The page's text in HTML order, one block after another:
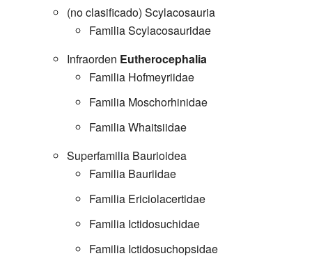
(no clasificado) Scylacosauria
Familia Scylacosauridae
Infraorden Eutherocephalia
Familia Hofmeyriidae
Familia Moschorhinidae
Familia Whaitsiidae
Superfamilia Baurioidea
Familia Bauriidae
Familia Ericiolacertidae
Familia Ictidosuchidae
Familia Ictidosuchopsidae